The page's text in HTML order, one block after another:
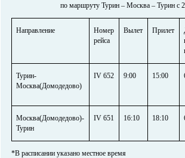
по маршруту Турин – Москва – Турин с
Направление
Номер
рейса
Вылет Прилет
Турин-
Москва(Домодедово)
IV 652 9:00 15:00
Москва(Домодедово)-
Турин
IV 651 16:10 18:10
*В расписании указано местное время